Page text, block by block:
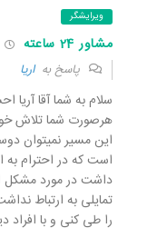
ویرایشگر
مشاور 24 ساعته
پاسخ بهاریا
سلام به شما آقا
هرصورت شما تلاش
این مسیر نمیتوان
است که در احترام
داشت در مورد مشکل
تمایلی به ارتباط
را طی کنی و با افراد